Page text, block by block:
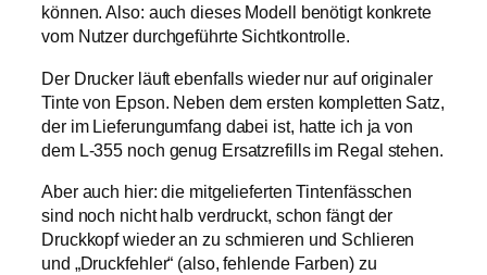
können. Also: auch dieses Modell benötigt konkrete
vom Nutzer durchgeführte Sichtkontrolle.
Der Drucker läuft ebenfalls wieder nur auf originaler
Tinte von Epson. Neben dem ersten kompletten Satz,
der im Lieferungumfang dabei ist, hatte ich ja von
dem L-355 noch genug Ersatzrefills im Regal stehen.
Aber auch hier: die mitgelieferten Tintenfässchen
sind noch nicht halb verdruckt, schon fängt der
Druckkopf wieder an zu schmieren und Schlieren
und „Druckfehler“ (also, fehlende Farben) zu